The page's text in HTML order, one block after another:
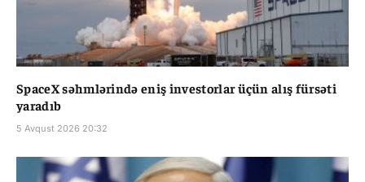
SpaceX səhmlərində eniş investorlar üçün alış fürsəti
yaradıb
5 Avqust 2026 20:32